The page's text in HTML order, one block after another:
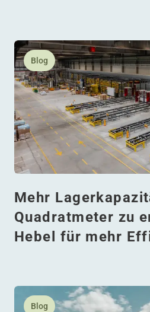
Blog
Mehr
Quadratmeter zu
Hebel für mehr
Lesen Sie mehr daüber
Blog
Lesen Sie mehr daüber Die